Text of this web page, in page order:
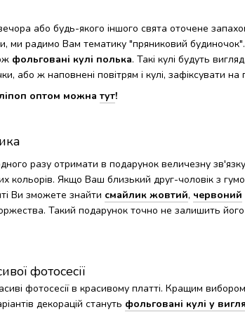
або будь-якого іншого свята оточене
ми радимо Вам тематику "пряниковий
фольговані кулі полька. Такі кулі будуть
або ж наповнені повітрям і кулі, зафіксувати на
оптом можна тут!
разу отримати в подарунок величезну
кольорів. Якщо Ваш близький друг-чоловік з
Ви зможете знайти смайлик жовтий, червоний
Такий подарунок точно не залишить
фотосесії
фотосесії в красивому платті. Кращим
декорацій стануть фольговані кулі у